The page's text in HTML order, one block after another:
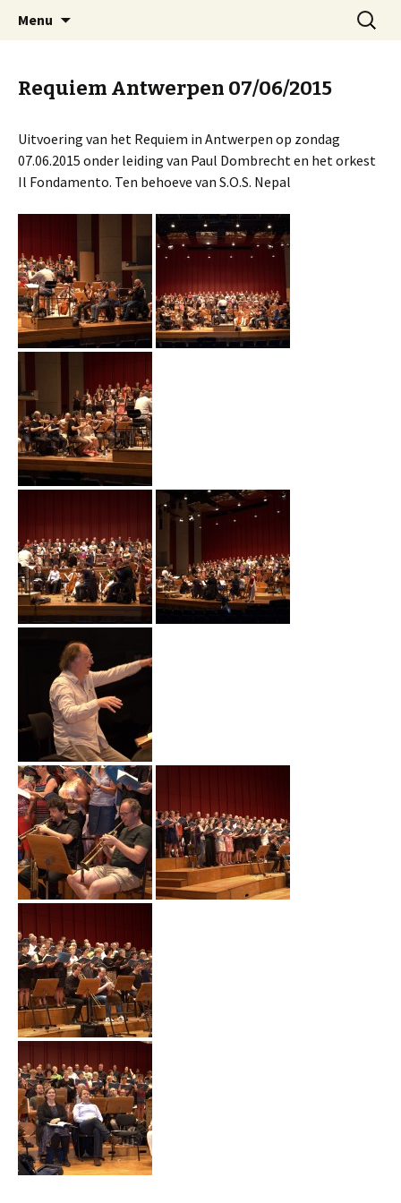
Kantilene Koor Aalst
Menu
Zoeken
naar:
Requiem Antwerpen 07/06/2015
Uitvoering van het Requiem in Antwerpen op zondag
07.06.2015 onder leiding van Paul Dombrecht en het orkest
Il Fondamento. Ten behoeve van S.O.S. Nepal